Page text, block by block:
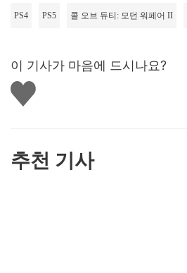
PS4 PS5 콜 오브 듀티: 모던 워페어 II
이 기사가 마음에 드시나요?
좋
아
추천 기사